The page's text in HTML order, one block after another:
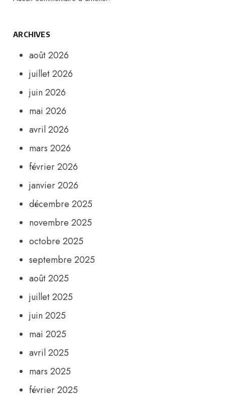
ARCHIVES
août 2026
juillet 2026
juin 2026
mai 2026
avril 2026
mars 2026
février 2026
janvier 2026
décembre 2025
novembre 2025
octobre 2025
septembre 2025
août 2025
juillet 2025
juin 2025
mai 2025
avril 2025
mars 2025
février 2025